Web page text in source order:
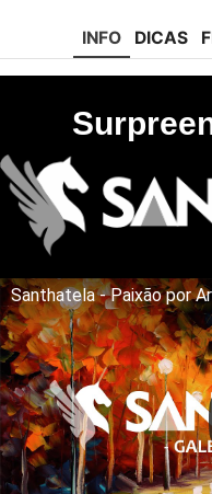
INFO DICAS
Santhatela - Paixão por